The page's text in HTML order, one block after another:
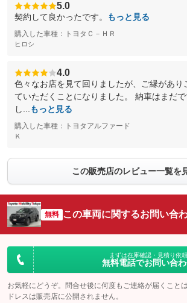
5.0
契約して良かったです。 もっと見る
購入した車種：トヨタＣ－ＨＲ
ヒロシ
4.0
色々なお店を見て回りましたが、ご縁があり
ていただくことになりました。 納車はまだ
し...
もっと見る
購入した車種：トヨタアルファード
Ｋ
この販売店のレビュー一覧を
無料 この車両に関するお問い合
まずは在庫確認・見積り依頼
無料電話でお問い合
お気軽にどうぞ。問合せ後に何度もご連絡が届くこと
ドレスは販売店に公開されません。